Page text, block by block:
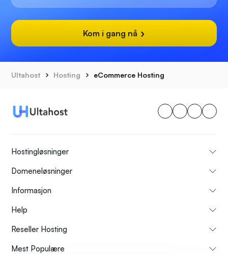
Kom i gang nå
Ultahost Hosting eCommerce Hosting
Hostingløsninger
Domeneløsninger
Informasjon
Help
Reseller Hosting
Mest Populære